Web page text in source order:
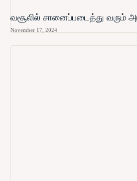
வசூலில் சானைப்படைத்து வரும்
November 17, 2024